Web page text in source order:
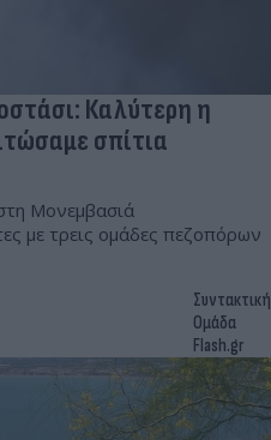
Καλύτερη η
σπίτια
Μονεμβασιά
με τρεις ομάδες πεζοπόρων
Συντακτική
Ομάδα
Flash.gr